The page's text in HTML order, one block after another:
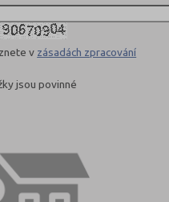
v zásadách zpracování
jsou povinné